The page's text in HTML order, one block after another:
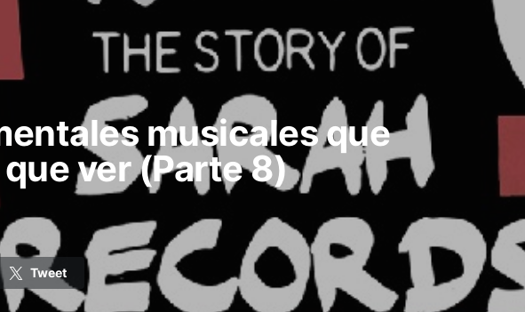
musicales que
ver (Parte 8)
Tweet